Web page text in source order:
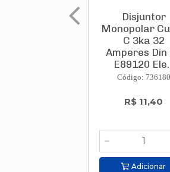
Disjuntor
Monopolar
C 3ka 32
Amperes Din
E89120
Código: 736180
R$ 11,40
Adicionar